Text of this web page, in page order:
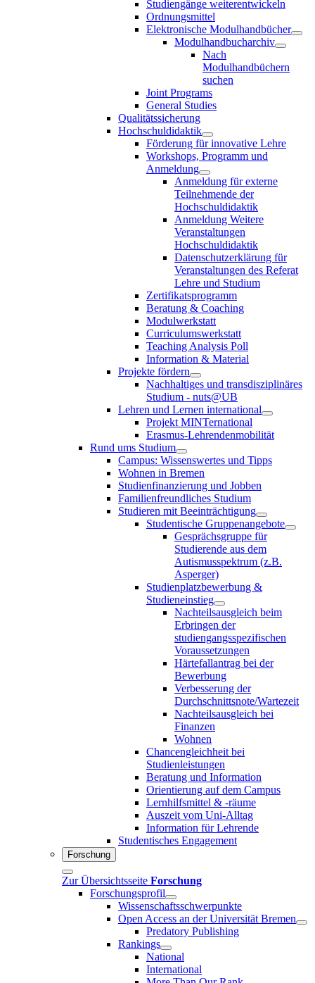
Studiengänge weiterentwickeln
Ordnungsmittel
Elektronische Modulhandbücher
Modulhandbucharchiv
Nach
Modulhandbüchern
suchen
Joint Programs
General Studies
Qualitätssicherung
Hochschuldidaktik
Förderung für innovative Lehre
Workshops, Programm und
Anmeldung
Anmeldung für externe
Teilnehmende der
Hochschuldidaktik
Anmeldung Weitere
Veranstaltungen
Hochschuldidaktik
Datenschutzerklärung für
Veranstaltungen des Referat
Lehre und Studium
Zertifikatsprogramm
Beratung & Coaching
Modulwerkstatt
Curriculumswerkstatt
Teaching Analysis Poll
Information & Material
Projekte fördern
Nachhaltiges und transdisziplinäres
Studium - nuts@UB
Lehren und Lernen international
Projekt MINTernational
Erasmus-Lehrendenmobilität
Rund ums Studium
Campus: Wissenswertes und Tipps
Wohnen in Bremen
Studienfinanzierung und Jobben
Familienfreundliches Studium
Studieren mit Beeinträchtigung
Studentische Gruppenangebote
Gesprächsgruppe für
Studierende aus dem
Autismusspektrum (z.B.
Asperger)
Studienplatzbewerbung &
Studieneinstieg
Nachteilsausgleich beim
Erbringen der
studiengangsspezifischen
Voraussetzungen
Härtefallantrag bei der
Bewerbung
Verbesserung der
Durchschnittsnote/Wartezeit
Nachteilsausgleich bei
Finanzen
Wohnen
Chancengleichheit bei
Studienleistungen
Beratung und Information
Orientierung auf dem Campus
Lernhilfsmittel & -räume
Auszeit vom Uni-Alltag
Information für Lehrende
Studentisches Engagement
Forschung
Zur Übersichtsseite Forschung
Forschungsprofil
Wissenschaftsschwerpunkte
Open Access an der Universität Bremen
Predatory Publishing
Rankings
National
International